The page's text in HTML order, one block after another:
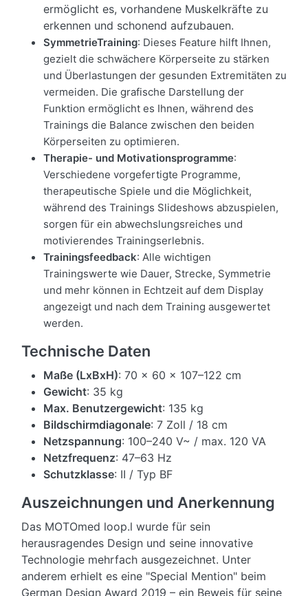
ermöglicht es, vorhandene Muskelkräfte zu
erkennen und schonend aufzubauen.
SymmetrieTraining: Dieses Feature hilft Ihnen,
gezielt die schwächere Körperseite zu stärken
und Überlastungen der gesunden Extremitäten zu
vermeiden. Die grafische Darstellung der
Funktion ermöglicht es Ihnen, während des
Trainings die Balance zwischen den beiden
Körperseiten zu optimieren.
Therapie- und Motivationsprogramme:
Verschiedene vorgefertigte Programme,
therapeutische Spiele und die Möglichkeit,
während des Trainings Slideshows abzuspielen,
sorgen für ein abwechslungsreiches und
motivierendes Trainingserlebnis.
Trainingsfeedback: Alle wichtigen
Trainingswerte wie Dauer, Strecke, Symmetrie
und mehr können in Echtzeit auf dem Display
angezeigt und nach dem Training ausgewertet
werden.
Technische Daten
Maße (LxBxH): 70 x 60 x 107–122 cm
Gewicht: 35 kg
Max. Benutzergewicht: 135 kg
Bildschirmdiagonale: 7 Zoll / 18 cm
Netzspannung: 100–240 V~ / max. 120 VA
Netzfrequenz: 47–63 Hz
Schutzklasse: II / Typ BF
Auszeichnungen und Anerkennung
Das MOTOmed loop.l wurde für sein
herausragendes Design und seine innovative
Technologie mehrfach ausgezeichnet. Unter
anderem erhielt es eine "Special Mention" beim
German Design Award 2019 – ein Beweis für seine